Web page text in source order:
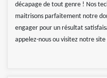
décapage de tout genre ! Nos
maitrisons parfaitement notre
engager pour un résultat
appelez-nous ou visitez notre site